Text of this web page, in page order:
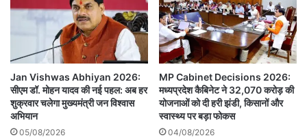
Jan Vishwas Abhiyan 2026:
सीएम डॉ. मोहन यादव की नई पहल: अब हर
शुक्रवार चलेगा मुख्यमंत्री जन विश्वास
अभियान
05/08/2026
MP Cabinet Decisions 2026:
मध्यप्रदेश कैबिनेट ने 32,070 करोड़ की
योजनाओं को दी हरी झंडी, किसानों और
स्वास्थ्य पर बड़ा फोकस
04/08/2026